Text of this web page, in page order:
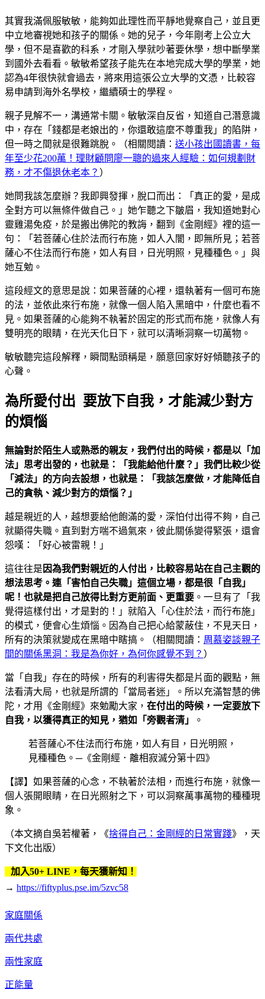
其實我滿佩服敏敏，能夠如此理性而平靜地覺察自己，並且更
中立地審視她和孩子的關係。她的兒子，今年剛考上公立大
學，但不是喜歡的科系，才剛入學就吵著要休學，想中斷學業
到國外去看看。敏敏希望孩子能先在本地完成大學的學業，她
認為4年很快就會過去，將來用這張公立大學的文憑，比較容
易申請到海外名學校，繼續碩士的學程。
親子見解不一，溝通常卡關。敏敏深自反省，知道自己潛意識
中，存在「錢都是老娘出的，你還敢這麼不尊重我」的陷阱，
但一時之間就是很難跳脫。（相關閱讀： 送小孩出國讀書，每
年至少花200萬！理財顧問廖一聰的過來人經驗：如何規劃財
務，才不傷退休老本？ ）
她問我該怎麼辦？我即興發揮，脫口而出：「真正的愛，是成
全對方可以無條件做自己。」她乍聽之下皺眉，我知道她對心
靈雞湯免疫，於是搬出佛陀的教誨，翻到《金剛經》裡的這一
句：「若菩薩心住於法而行布施，如人入闇，即無所見；若菩
薩心不住法而行布施，如人有目，日光明照，見種種色。」與
她互勉。
這段經文的意思是說：如果菩薩的心裡，還執著有一個可布施
的法，並依此來行布施，就像一個人陷入黑暗中，什麼也看不
見。如果菩薩的心能夠不執著於固定的形式而布施，就像人有
雙明亮的眼睛，在光天化日下，就可以清晰洞察一切萬物。
敏敏聽完這段解釋，瞬間點頭稱是，願意回家好好傾聽孩子的
心聲。
為所愛付出 要放下自我，才能減少對方
的煩惱
無論對於陌生人或熟悉的親友，我們付出的時候，都是以「加
法」思考出發的，也就是：「我能給他什麼？」我們比較少從
「減法」的方向去設想，也就是：「我該怎麼做，才能降低自
己的貪執、減少對方的煩惱？」
越是親近的人，越想要給他飽滿的愛，深怕付出得不夠，自己
就顯得失職。直到對方喘不過氣來，彼此關係變得緊張，還會
怨嘆：「好心被雷親！」
這往往是 因為我們對親近的人付出，比較容易站在自己主觀的
想法思考。連「害怕自己失職」這個立場，都是很「自我」
呢！也就是把自己放得比對方更前面、更重要 。一旦有了「我
覺得這樣付出，才是對的！」就陷入「心住於法，而行布施」
的模式，便會心生煩惱。因為自己把心給蒙蔽住，不見天日，
所有的決策就變成在黑暗中瞎搞。（相關閱讀： 周慕姿談親子
間的關係黑洞：我是為你好，為何你感覺不到？ ）
當「自我」存在的時候，所有的利害得失都是片面的觀點，無
法看清大局，也就是所謂的「當局者迷」。所以充滿智慧的佛
陀，才用《金剛經》來勉勵大家， 在付出的時候，一定要放下
自我，以獲得真正的知見，猶如「旁觀者清」
。
若菩薩心不住法而行布施，如人有目，日光明照，
見種種色。─《金剛經．離相寂滅分第十四》
【譯】如果菩薩的心念，不執著於法相，而進行布施，就像一
個人張開眼睛，在日光照射之下，可以洞察萬事萬物的種種現
象。
（本文摘自吳若權著，《捨得自己：金剛經的日常實踐》，天
下文化出版）
加入50+ LINE，每天獲新知！
→ https://fiftyplus.pse.im/5zvc58
家庭關係
兩代共處
兩性家庭
正能量